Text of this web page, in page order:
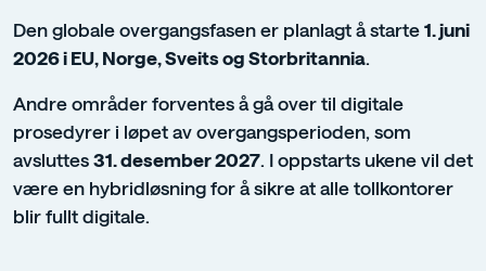
Den globale overgangsfasen er planlagt å starte 1. juni
2026 i EU, Norge, Sveits og Storbritannia
Andre områder forventes å gå over til digitale
prosedyrer i løpet av overgangsperioden, som
avsluttes 31. desember 2027 . I oppstarts ukene vil det
være en hybridløsning for å sikre at alle tollkontorer
blir fullt digitale.